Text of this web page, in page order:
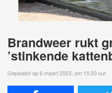
Brandweer rukt
’stinkende
Geplaatst op 6 maart 2023, om 15:20 uur